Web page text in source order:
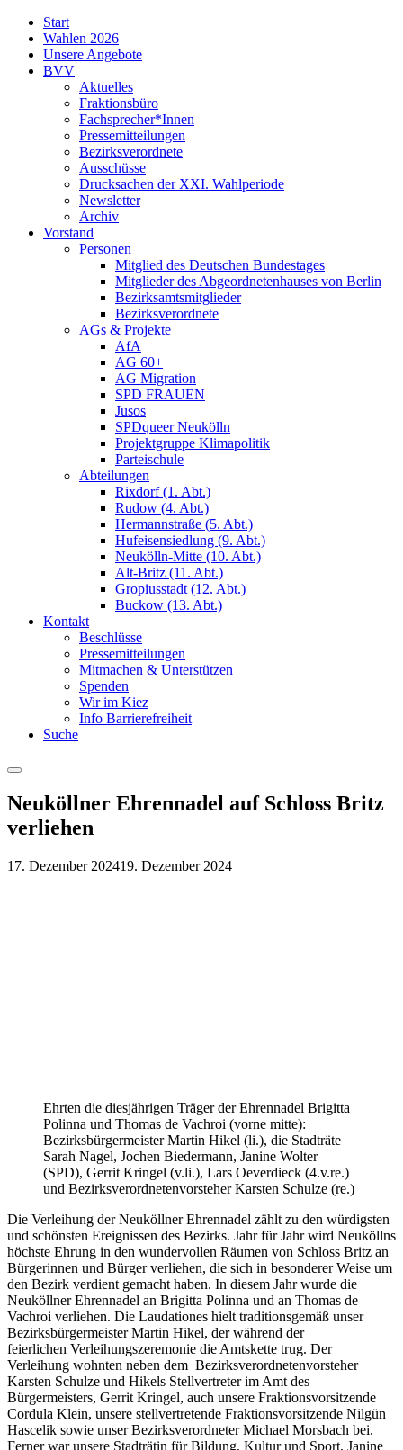
Start
Wahlen 2026
Unsere Angebote
BVV
Aktuelles
Fraktionsbüro
Fachsprecher*Innen
Pressemitteilungen
Bezirksverordnete
Ausschüsse
Drucksachen der XXI. Wahlperiode
Newsletter
Archiv
Vorstand
Personen
Mitglied des Deutschen Bundestages
Mitglieder des Abgeordnetenhauses von Berlin
Bezirksamtsmitglieder
Bezirksverordnete
AGs & Projekte
AfA
AG 60+
AG Migration
SPD FRAUEN
Jusos
SPDqueer Neukölln
Projektgruppe Klimapolitik
Parteischule
Abteilungen
Rixdorf (1. Abt.)
Rudow (4. Abt.)
Hermannstraße (5. Abt.)
Hufeisensiedlung (9. Abt.)
Neukölln-Mitte (10. Abt.)
Alt-Britz (11. Abt.)
Gropiusstadt (12. Abt.)
Buckow (13. Abt.)
Kontakt
Beschlüsse
Pressemitteilungen
Mitmachen & Unterstützen
Spenden
Wir im Kiez
Info Barrierefreiheit
Suche
Menu
Neuköllner Ehrennadel auf Schloss Britz
verliehen
17. Dezember 202419. Dezember 2024
Ehrten die diesjährigen Träger der Ehrennadel Brigitta
Polinna und Thomas de Vachroi (vorne mitte):
Bezirksbürgermeister Martin Hikel (li.), die Stadträte
Sarah Nagel, Jochen Biedermann, Janine Wolter
(SPD), Gerrit Kringel (v.li.), Lars Oeverdieck (4.v.re.)
und Bezirksverordnetenvorsteher Karsten Schulze (re.)
Die Verleihung der Neuköllner Ehrennadel zählt zu den würdigsten
und schönsten Ereignissen des Bezirks. Jahr für Jahr wird Neuköllns
höchste Ehrung in den wundervollen Räumen von Schloss Britz an
Bürgerinnen und Bürger verliehen, die sich in besonderer Weise um
den Bezirk verdient gemacht haben. In diesem Jahr wurde die
Neuköllner Ehrennadel an Brigitta Polinna und an Thomas de
Vachroi verliehen. Die Laudationes hielt traditionsgemäß unser
Bezirksbürgermeister Martin Hikel, der während der
feierlichen Verleihungszeremonie die Amtskette trug. Der
Verleihung wohnten neben dem Bezirksverordnetenvorsteher
Karsten Schulze und Hikels Stellvertreter im Amt des
Bürgermeisters, Gerrit Kringel, auch unsere Fraktionsvorsitzende
Cordula Klein, unsere stellvertretende Fraktionsvorsitzende Nilgün
Hascelik sowie unser Bezirksverordneter Michael Morsbach bei.
Ferner war unsere Stadträtin für Bildung, Kultur und Sport, Janine